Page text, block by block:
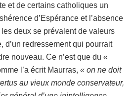
et de certains catholiques un
d’Espérance et l’absence
deux se prévalent de valeurs
d’un redressement qui pourrait
nouveau. Ce n’est que du «
l’a écrit Maurras, « on ne doit
au vieux monde conservateur,